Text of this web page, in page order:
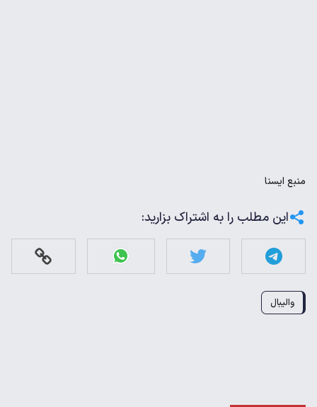
منبع ايسنا
این مطلب را به اشتراک بزارید:
والیبال